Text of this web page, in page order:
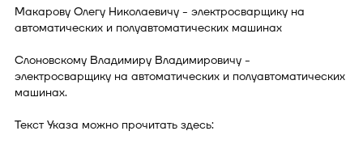
Макарову Олегу Николаевичу - электросварщику на
автоматических и полуавтоматических машинах
Слоновскому Владимиру Владимировичу -
электросварщику на автоматических и полуавтоматических
машинах.
Текст Указа можно прочитать здесь: